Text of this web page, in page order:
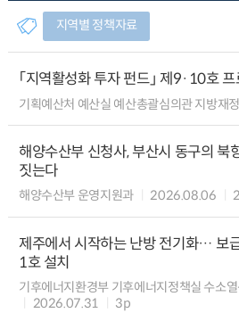
지역별 정책자료
「지역활성화 투자 펀드」 제9·10호
기획예산처 예산실 예산총괄심의관 지방재
해양수산부 신청사, 부산시 동구의 북
짓는다
해양수산부 운영지원과 2026.08.06
제주에서 시작하는 난방 전기화… 보
1호 설치
기후에너지환경부 기후에너지정책실 수소
2026.07.31
3p